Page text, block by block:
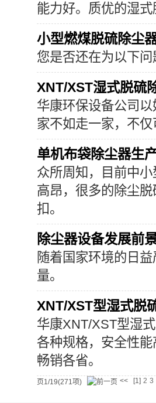
能力好。质优的湿
小型燃煤脱硫除尘
您是否还在为以下
XNT/XST湿式脱硫
华康环保设备公司
家不如走一家，不
单机布袋除尘器生
众所周知，目前中
高昂，很多的除尘
扣。
除尘器设备发展前
随着国家环境的日
量。
XNT/XST型湿式脱
华康XNT/XST型湿
各种规格，安全性
畅销各省。
页1/19(271项) << [1] 2 3